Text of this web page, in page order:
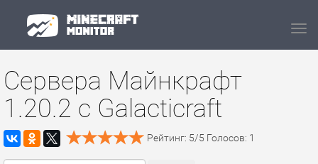
Сервера Майнкрафт
1.20.2 с Galacticraft
Рейтинг: 5/5 Голосов: 1